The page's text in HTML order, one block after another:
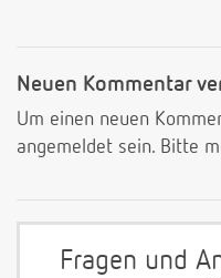
Neuen Kommentar
Um einen neuen
angemeldet sein. Bitte
Fragen und